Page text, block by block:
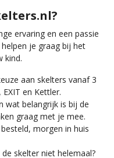
ervaring en een passie
je graag bij het
kind.
aan skelters vanaf 3
en Kettler.
wat belangrijk is bij de
graag met je mee.
morgen in huis
skelter niet helemaal?